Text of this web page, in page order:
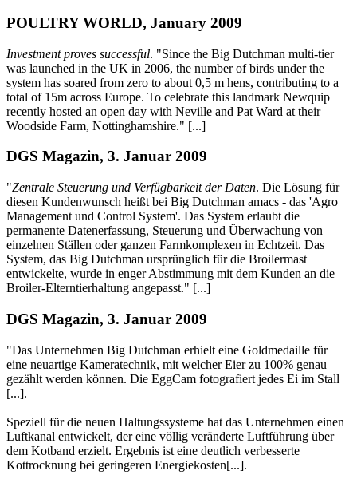
POULTRY WORLD, January 2009
Investment proves successful. "Since the Big Dutchman multi-tier
was launched in the UK in 2006, the number of birds under the
system has soared from zero to about 0,5 m hens, contributing to a
total of 15m across Europe. To celebrate this landmark Newquip
recently hosted an open day with Neville and Pat Ward at their
Woodside Farm, Nottinghamshire." [...]
DGS Magazin, 3. Januar 2009
"Zentrale Steuerung und Verfügbarkeit der Daten. Die Lösung für
diesen Kundenwunsch heißt bei Big Dutchman amacs - das 'Agro
Management und Control System'. Das System erlaubt die
permanente Datenerfassung, Steuerung und Überwachung von
einzelnen Ställen oder ganzen Farmkomplexen in Echtzeit. Das
System, das Big Dutchman ursprünglich für die Broilermast
entwickelte, wurde in enger Abstimmung mit dem Kunden an die
Broiler-Elterntierhaltung angepasst." [...]
DGS Magazin, 3. Januar 2009
"Das Unternehmen Big Dutchman erhielt eine Goldmedaille für
eine neuartige Kameratechnik, mit welcher Eier zu 100% genau
gezählt werden können. Die EggCam fotografiert jedes Ei im Stall
[...].
Speziell für die neuen Haltungssysteme hat das Unternehmen einen
Luftkanal entwickelt, der eine völlig veränderte Luftführung über
dem Kotband erzielt. Ergebnis ist eine deutlich verbesserte
Kottrocknung bei geringeren Energiekosten[...].